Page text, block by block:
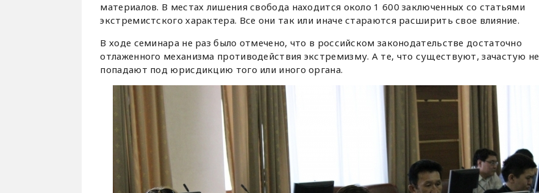
материалов. В местах лишения свобода находится около 1 600 заключенных со статьями
экстремистского характера. Все они так или иначе стараются расширить свое влияние.
В ходе семинара не раз было отмечено, что в российском законодательстве достаточно
отлаженного механизма противодействия экстремизму. А те, что существуют, зачастую не
попадают под юрисдикцию того или иного органа.